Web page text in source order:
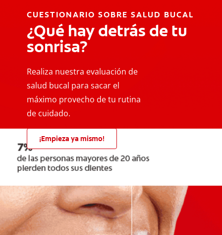
CUESTIONARIO SOBRE SALUD BUCAL
¿Qué hay detrás de tu
sonrisa?
Realiza nuestra evaluación de
salud bucal para sacar el
máximo provecho de tu rutina
de cuidado.
¡Empieza ya mismo!